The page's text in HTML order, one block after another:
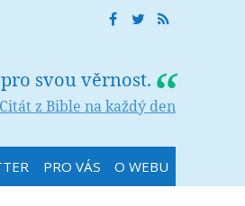
svou věrnost.
Citát z Bible na každý den
PRO VÁS O WEBU